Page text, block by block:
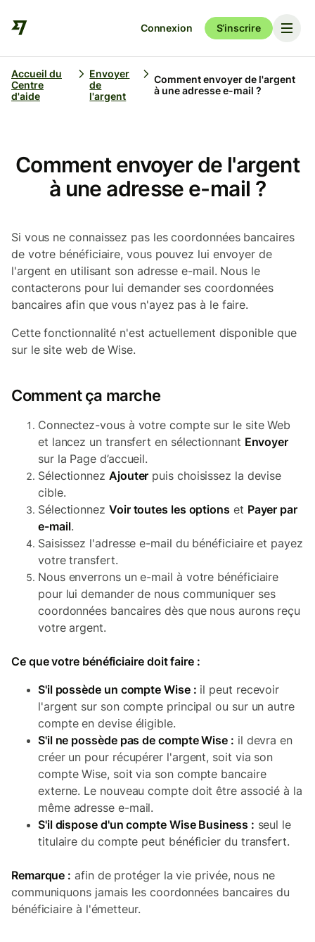
Connexion S’inscrire
Accueil du
Centre
d'aide
Envoyer
de
l'argent
Comment envoyer de l'argent
à une adresse e-mail ?
Comment envoyer de l'argent
à une adresse e-mail ?
Si vous ne connaissez pas les coordonnées bancaires
de votre bénéficiaire, vous pouvez lui envoyer de
l'argent en utilisant son adresse e-mail. Nous le
contacterons pour lui demander ses coordonnées
bancaires afin que vous n'ayez pas à le faire.
Cette fonctionnalité n'est actuellement disponible que
sur le site web de Wise.
Comment ça marche
Connectez-vous à votre compte sur le site Web
et lancez un transfert en sélectionnant Envoyer
sur la Page d’accueil.
Sélectionnez Ajouter puis choisissez la devise
cible.
Sélectionnez Voir toutes les options et Payer par
e-mail.
Saisissez l'adresse e-mail du bénéficiaire et payez
votre transfert.
Nous enverrons un e-mail à votre bénéficiaire
pour lui demander de nous communiquer ses
coordonnées bancaires dès que nous aurons reçu
votre argent.
Ce que votre bénéficiaire doit faire :
S'il possède un compte Wise : il peut recevoir
l'argent sur son compte principal ou sur un autre
compte en devise éligible.
S'il ne possède pas de compte Wise : il devra en
créer un pour récupérer l'argent, soit via son
compte Wise, soit via son compte bancaire
externe. Le nouveau compte doit être associé à la
même adresse e-mail.
S'il dispose d'un compte Wise Business : seul le
titulaire du compte peut bénéficier du transfert.
Remarque : afin de protéger la vie privée, nous ne
communiquons jamais les coordonnées bancaires du
bénéficiaire à l'émetteur.